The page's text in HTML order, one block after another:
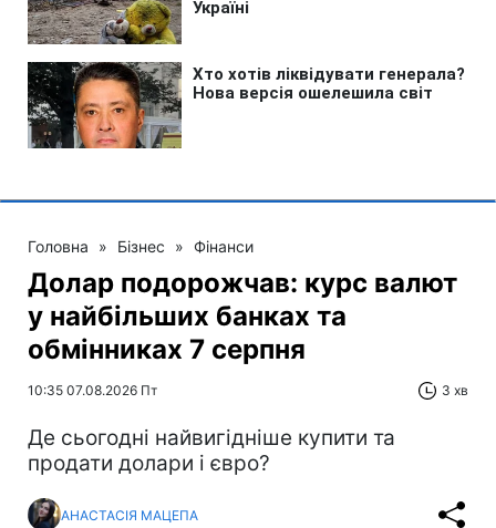
Головна » Бізнес » Фінанси
Долар подорожчав: курс валют
у найбільших банках та
обмінниках 7 серпня
10:35 07.08.2026 Пт 3 хв
Де сьогодні найвигідніше купити та
продати долари і євро?
АНАСТАСІЯ МАЦЕПА